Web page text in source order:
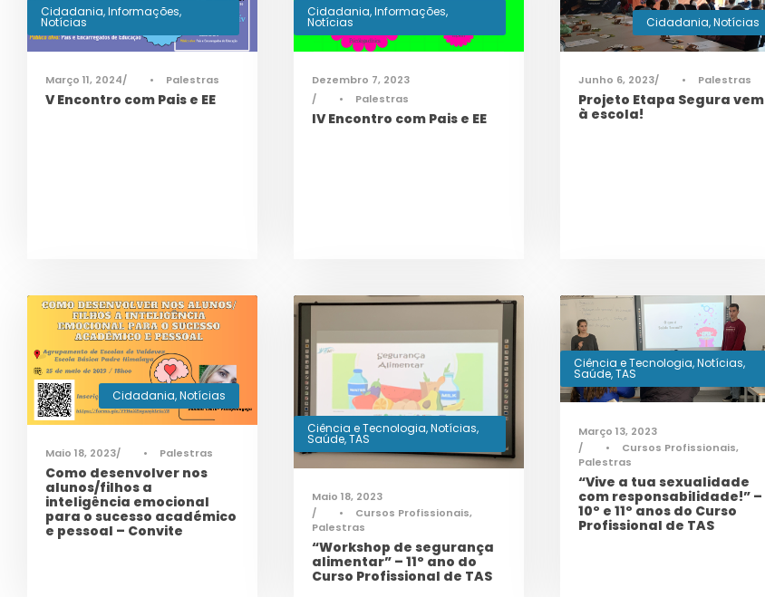
Cidadania,Informações,
Notícias
Março 11, 2024 • Palestras
V Encontro com Pais e EE
Cidadania,Informações,
Notícias
Dezembro 7, 2023
•
Palestras
IV Encontro com Pais e EE
Cidadania,Notícias
Junho 6, 2023 • Palestras
Projeto Etapa Segura vem
à escola!
Cidadania,Notícias
Maio 18, 2023 • Palestras
Como desenvolver nos
alunos/filhos a
inteligência emocional
para o sucesso académico
e pessoal – Convite
Ciência e Tecnologia,Notícias,
Saúde,TAS
Maio 18, 2023
•
Cursos Profissionais,
Palestras
“Workshop de segurança
alimentar” – 11º ano do
Curso Profissional de TAS
Ciência e Tecnologia, Notícias,
Saúde, TAS
Março 13, 2023
•
Cursos Profissionais,
Palestras
“Vive a tua sexualidade
com responsabilidade!” –
10º e 11º anos do Curso
Profissional de TAS